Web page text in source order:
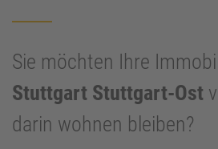
Sie möchten Ihre
Stuttgart Stuttgart-Ost
darin wohnen bleiben?